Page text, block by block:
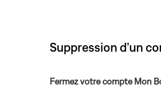
Suppression d’un
Fermez votre compte Mon